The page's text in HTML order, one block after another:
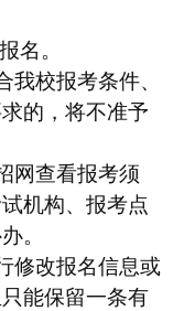
名。
校报考条件、
的，将不准予
网查看报考须
机构、报考点
。
修改报名信息或
能保留一条有